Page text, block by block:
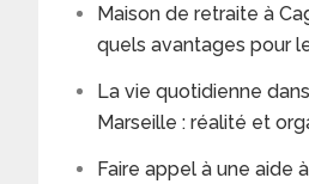
Maison de retraite à
quels avantages pour
La vie quotidienne
Marseille : réalité et
Faire appel à une aide